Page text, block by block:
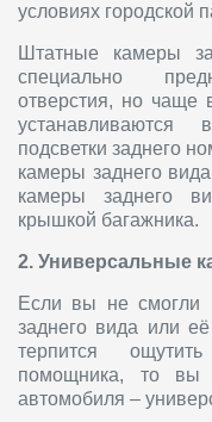
условиях городской
Штатные камеры
специально
отверстия, но чаще
подсветки заднего
камеры заднего
камеры заднего
крышкой багажника.
2. Универсальные
Если вы не смогли
заднего вида или
терпится
помощника, то вы
автомобиля –